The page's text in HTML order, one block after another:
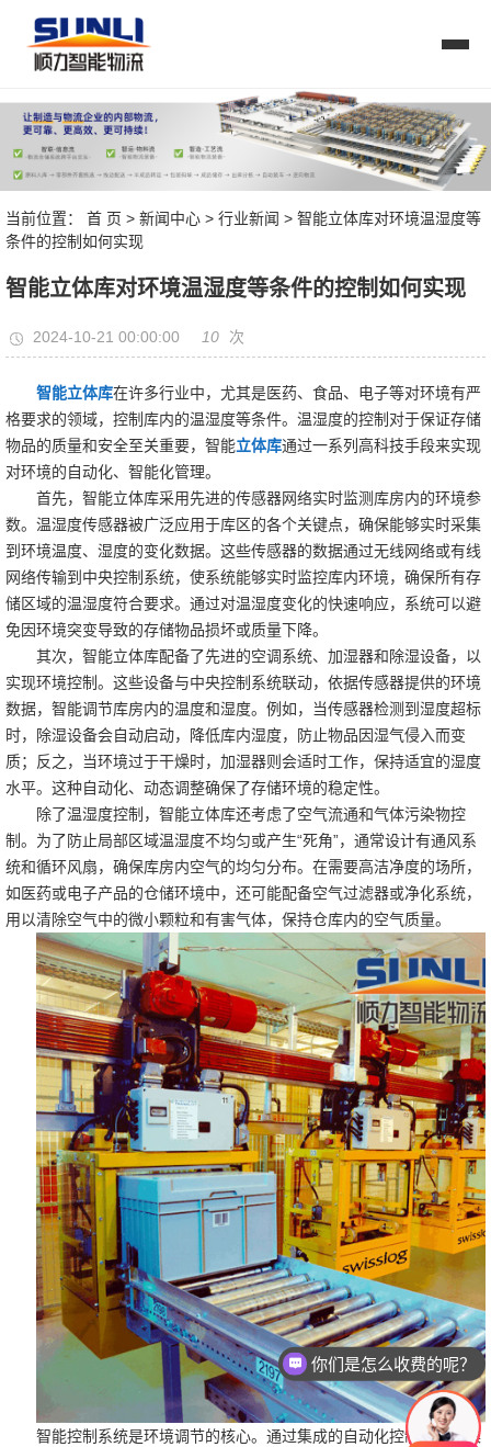
当前位置： 首 页 > 新闻中心 > 行业新闻 > 智能立体库对环境温湿度等
条件的控制如何实现
智能立体库对环境温湿度等条件的控制如何实现
2024-10-21 00:00:00 10 次
智能立体库在许多行业中，尤其是医药、食品、电子等对环境有严
格要求的领域，控制库内的温湿度等条件。温湿度的控制对于保证存储
物品的质量和安全至关重要，智能立体库通过一系列高科技手段来实现
对环境的自动化、智能化管理。
首先，智能立体库采用先进的传感器网络实时监测库房内的环境参
数。温湿度传感器被广泛应用于库区的各个关键点，确保能够实时采集
到环境温度、湿度的变化数据。这些传感器的数据通过无线网络或有线
网络传输到中央控制系统，使系统能够实时监控库内环境，确保所有存
储区域的温湿度符合要求。通过对温湿度变化的快速响应，系统可以避
免因环境突变导致的存储物品损坏或质量下降。
其次，智能立体库配备了先进的空调系统、加湿器和除湿设备，以
实现环境控制。这些设备与中央控制系统联动，依据传感器提供的环境
数据，智能调节库房内的温度和湿度。例如，当传感器检测到湿度超标
时，除湿设备会自动启动，降低库内湿度，防止物品因湿气侵入而变
质；反之，当环境过于干燥时，加湿器则会适时工作，保持适宜的湿度
水平。这种自动化、动态调整确保了存储环境的稳定性。
除了温湿度控制，智能立体库还考虑了空气流通和气体污染物控
制。为了防止局部区域温湿度不均匀或产生“死角”，通常设计有通风系
统和循环风扇，确保库房内空气的均匀分布。在需要高洁净度的场所，
如医药或电子产品的仓储环境中，还可能配备空气过滤器或净化系统，
用以清除空气中的微小颗粒和有害气体，保持仓库内的空气质量。
智能控制系统是环境调节的核心。通过集成的自动化控制平台，操
你们是怎么收费的呢？
现在有优惠活动么？